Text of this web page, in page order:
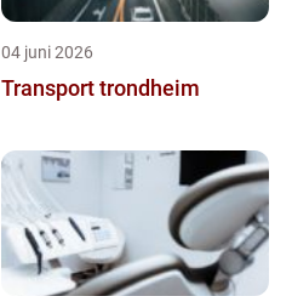
04 juni 2026
Transport trondheim